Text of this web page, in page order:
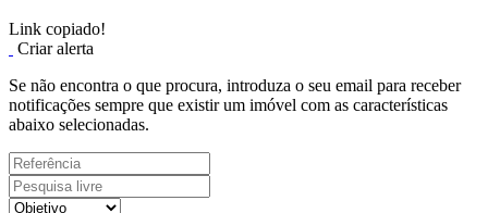
Link copiado!
Criar alerta
Se não encontra o que procura, introduza o seu email para receber
notificações sempre que existir um imóvel com as características
abaixo selecionadas.